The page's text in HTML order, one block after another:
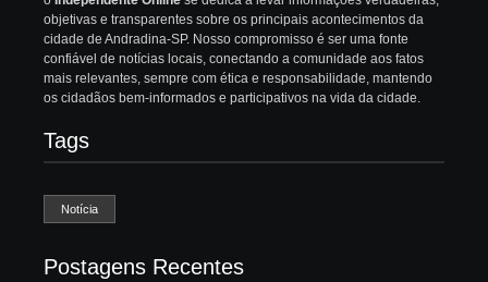
objetivas e transparentes sobre os principais acontecimentos da
cidade de Andradina-SP. Nosso compromisso é ser uma fonte
confiável de notícias locais, conectando a comunidade aos fatos
mais relevantes, sempre com ética e responsabilidade, mantendo
os cidadãos bem-informados e participativos na vida da cidade.
Tags
Notícia
Postagens Recentes